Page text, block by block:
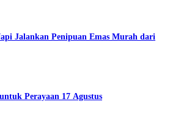
Jalankan Penipuan Emas Murah dari
Perayaan 17 Agustus